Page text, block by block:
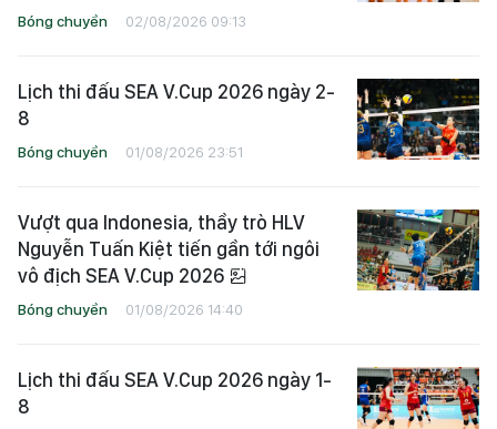
Bóng chuyền 02/08/2026 09:13
Lịch thi đấu SEA V.Cup 2026 ngày 2-
8
Bóng chuyền 01/08/2026 23:51
Vượt qua Indonesia, thầy trò HLV
Nguyễn Tuấn Kiệt tiến gần tới ngôi
vô địch SEA V.Cup 2026
Bóng chuyền 01/08/2026 14:40
Lịch thi đấu SEA V.Cup 2026 ngày 1-
8